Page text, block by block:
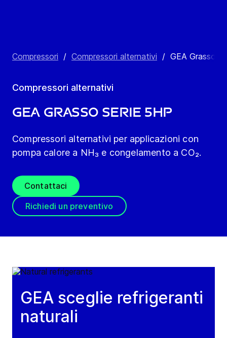
Compressori / Compressori alternativi / GEA Grasso
Compressori alternativi
GEA Grasso Serie 5HP
Compressori alternativi per applicazioni con
pompa calore a NH₃ e congelamento a CO₂.
Contattaci
Richiedi un preventivo
GEA sceglie refrigeranti
naturali